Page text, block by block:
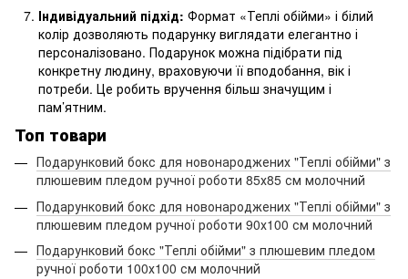
Індивідуальний підхід: Формат «Теплі обійми» і білий
колір дозволяють подарунку виглядати елегантно і
персоналізовано. Подарунок можна підібрати під
конкретну людину, враховуючи її вподобання, вік і
потреби. Це робить вручення більш значущим і
пам’ятним.
Топ товари
Подарунковий бокс для новонароджених "Теплі обійми" з
плюшевим пледом ручної роботи 85х85 см молочний
Подарунковий бокс для новонароджених "Теплі обійми" з
плюшевим пледом ручної роботи 90х100 см молочний
Подарунковий бокс "Теплі обійми" з плюшевим пледом
ручної роботи 100х100 см молочний